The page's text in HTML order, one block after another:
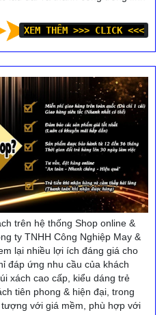
XEM THÊM >>> CLICK <<<
trên hệ thống Shop online &
ty TNHH Công Nghiệp May &
lại nhiều lợi ích đáng giá cho
đáp ứng nhu cầu của khách
xách cao cấp, kiểu dáng trẻ
tiên phong & hiện đại, trong
với giá mềm, phù hợp với